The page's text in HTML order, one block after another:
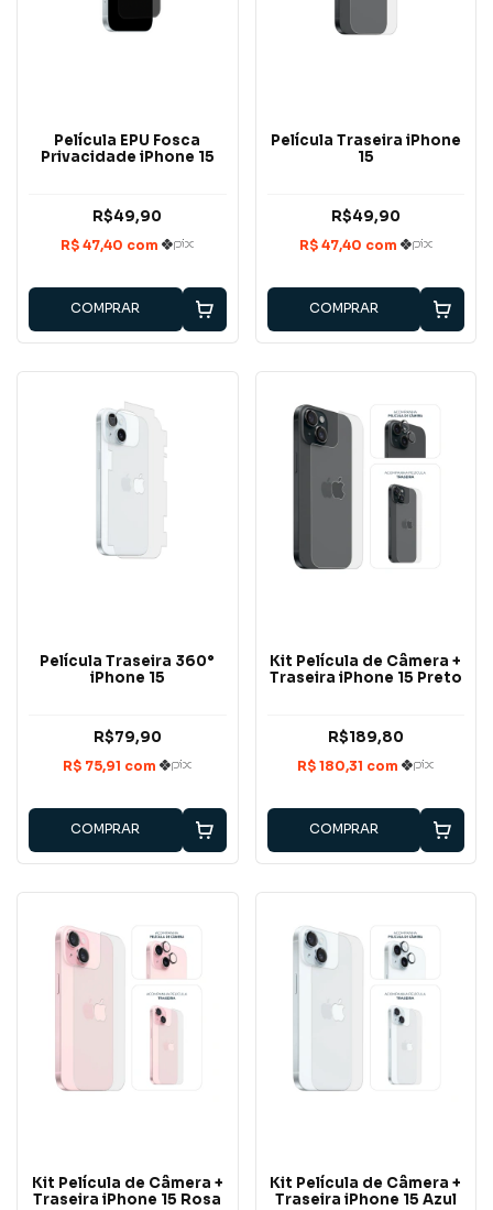
Película EPU Fosca
Privacidade iPhone 15
R$49,90
COMPRAR
Película Traseira iPhone
15
R$49,90
COMPRAR
Película Traseira 360°
iPhone 15
R$79,90
COMPRAR
Kit Película de Câmera +
Traseira iPhone 15 Preto
R$189,80
COMPRAR
Kit Película de Câmera +
Traseira iPhone 15 Rosa
Kit Película de Câmera +
Traseira iPhone 15 Azul